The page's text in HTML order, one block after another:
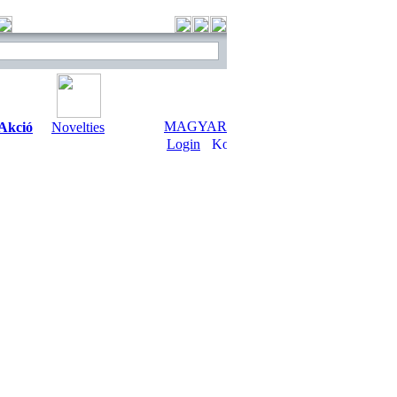
Novelties
MAGYAR
Login